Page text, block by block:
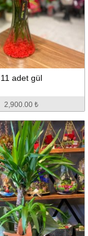
11 adet gül
2,900.00 ₺